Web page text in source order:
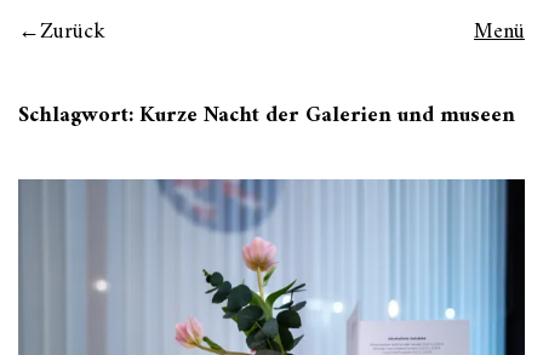
Zurück Menü
Schlagwort:Kurze Nacht der Galerien und museen